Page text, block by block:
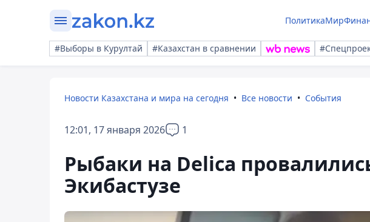
ПолитикаМир
#Выборы в Курултай #Казахстан в сравнении
Новости Казахстана и мира на сегодня Все новости События
12:01, 17 января 2026 1
Рыбаки на Delica
Экибастузе